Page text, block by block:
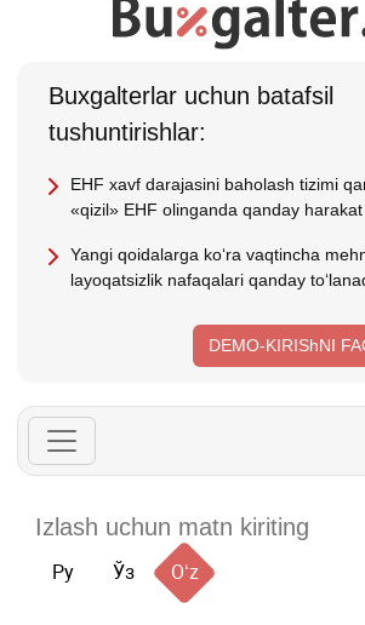
Buхgalterlar uchun batafsil
tushuntirishlar:
EHF хavf darajasini baholash tizimi
«qizil» EHF olinganda qanday
Yangi qoidalarga koʻra vaqtincha
layoqatsizlik nafaqalari qanday
DEMO-KIRIShNI
Ру Ўз Oʻz